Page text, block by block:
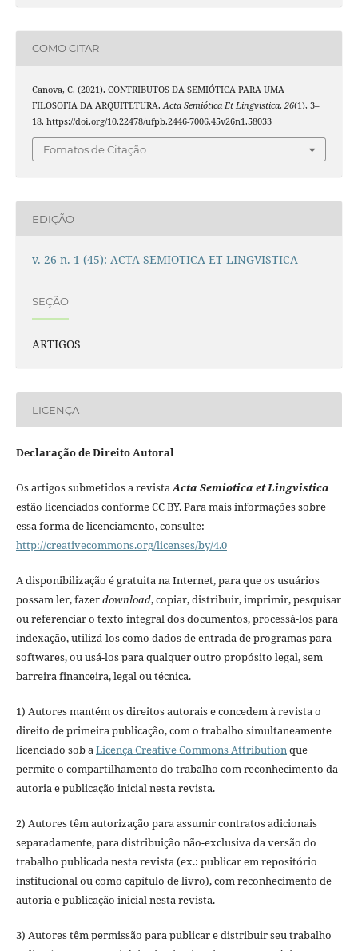
COMO CITAR
Canova, C. (2021). CONTRIBUTOS DA SEMIÓTICA PARA UMA
FILOSOFIA DA ARQUITETURA. Acta Semiótica Et Lingvistica, 26(1), 3–
18. https://doi.org/10.22478/ufpb.2446-7006.45v26n1.58033
Fomatos de Citação
EDIÇÃO
v. 26 n. 1 (45): ACTA SEMIOTICA ET LINGVISTICA
SEÇÃO
ARTIGOS
LICENÇA
Declaração de Direito Autoral
Os artigos submetidos a revistaActa Semiotica et Lingvistica
estão licenciados conforme CC BY. Para mais informações sobre
essa forma de licenciamento, consulte:
http://creativecommons.org/licenses/by/4.0
A disponibilização é gratuita na Internet, para que os usuários
possam ler, fazerdownload, copiar, distribuir, imprimir, pesquisar
ou referenciar o texto integral dos documentos, processá-los para
indexação, utilizá-los como dados de entrada de programas para
softwares, ou usá-los para qualquer outro propósito legal, sem
barreira financeira, legal ou técnica.
1) Autores mantém os direitos autorais e concedem à revista o
direito de primeira publicação, com o trabalho simultaneamente
licenciado sob aLicença Creative Commons Attributionque
permite o compartilhamento do trabalho com reconhecimento da
autoria e publicação inicial nesta revista.
2) Autores têm autorização para assumir contratos adicionais
separadamente, para distribuição não-exclusiva da versão do
trabalho publicada nesta revista (ex.: publicar em repositório
institucional ou como capítulo de livro), com reconhecimento de
autoria e publicação inicial nesta revista.
3) Autores têm permissão para publicar e distribuir seu trabalho